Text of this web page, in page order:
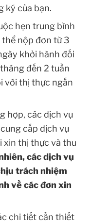
ký của bạn.
hẹn trung bình
nộp đơn từ 3
khởi hành đối
đến 2 tuần
với thị thực ngắn
hợp, các dịch vụ
cấp dịch vụ
xin thị thực và thu
các dịch vụ
trách nhiệm
về các đơn xin
chi tiết cần thiết